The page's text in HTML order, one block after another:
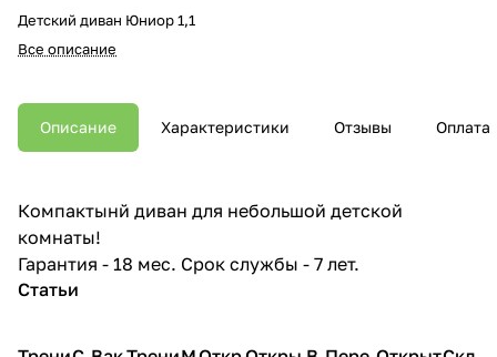
Детский диван Юниор 1,1
Все описание
Описание Характеристики Отзывы Оплата
Компактынй диван для небольшой детской
комнаты!
Гарантия - 18 мес. Срок службы - 7 лет.
Статьи